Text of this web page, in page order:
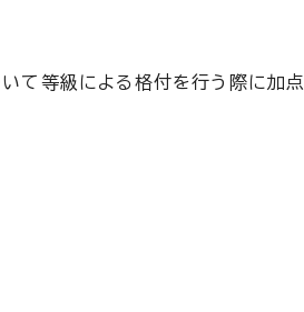
て等級による格付を行う際に加点